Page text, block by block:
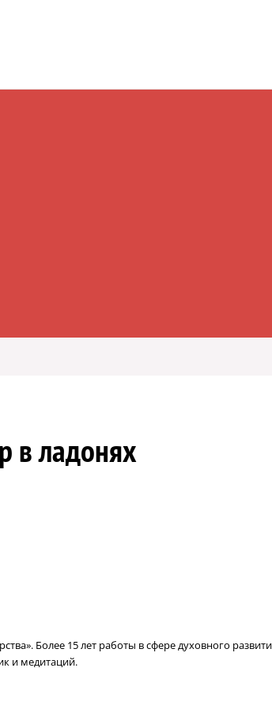
в ладонях
Более 15 лет работы в сфере духовного
и медитаций.